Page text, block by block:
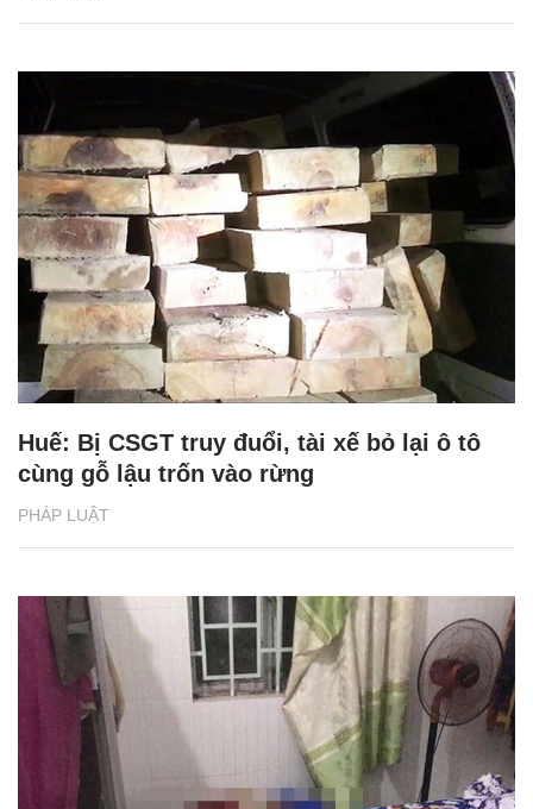
PHÁP LUẬT
Huế: Bị CSGT truy đuổi, tài xế bỏ lại ô tô
cùng gỗ lậu trốn vào rừng